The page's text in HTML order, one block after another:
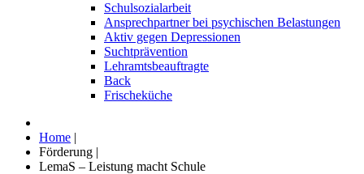
Schulsozialarbeit
Ansprechpartner bei psychischen Belastungen
Aktiv gegen Depressionen
Suchtprävention
Lehramtsbeauftragte
Back
Frischeküche
Home |
Förderung |
LemaS – Leistung macht Schule